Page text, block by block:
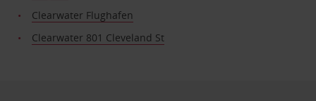
Clearwater Flughafen
Clearwater 801 Cleveland St